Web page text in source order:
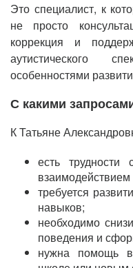
Это специалист, к
не просто
коррекция и
аутистического
особенностями
С какими
К Татьяне
есть трудности
требуется
навыков;
необходимо
поведения и
нужна помощь